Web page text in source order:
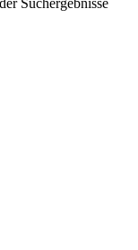
Suchergebnisse